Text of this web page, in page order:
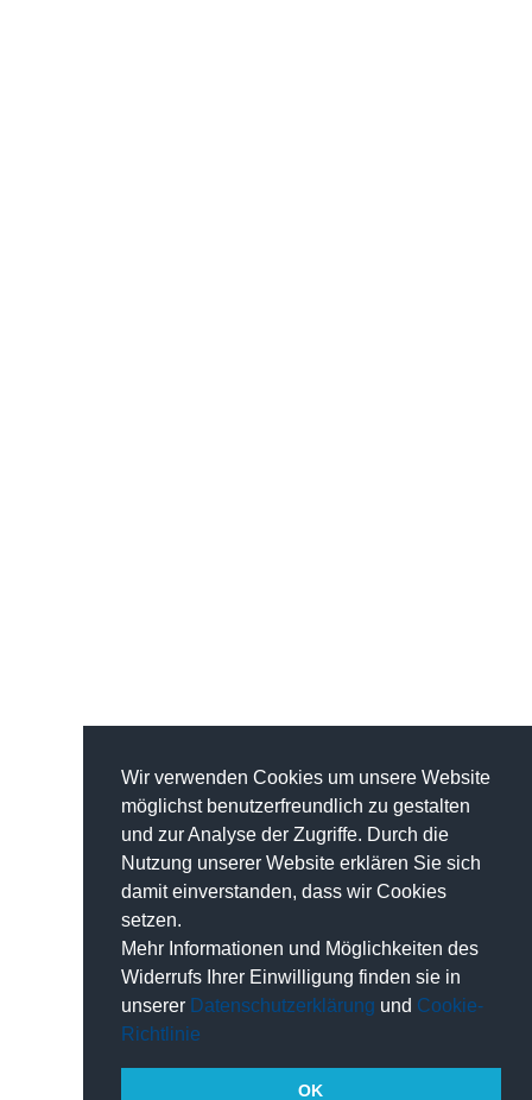
Wir verwenden Cookies um unsere Website
möglichst benutzerfreundlich zu gestalten
und zur Analyse der Zugriffe. Durch die
Nutzung unserer Website erklären Sie sich
damit einverstanden, dass wir Cookies
setzen.
Mehr Informationen und Möglichkeiten des
Widerrufs Ihrer Einwilligung finden sie in
unserer Datenschutzerklärung und Cookie-
Richtlinie
OK